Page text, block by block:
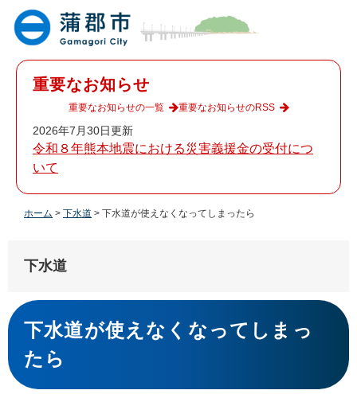
重要なお知らせ
2026年7月30日更新
令和８年熊本地震における災害義援金の受付につ
いて
重要なお知らせの一覧 重要なお知らせのRSS
ホーム > 下水道 > 下水道が使えなくなってしまったら
下水道
本
文
下水道が使えなくなってしまっ
たら